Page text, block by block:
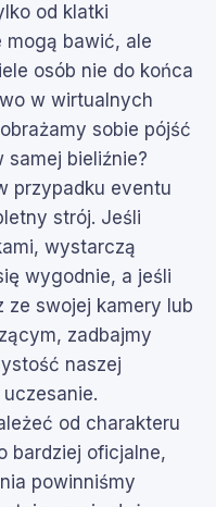
od klatki
mogą bawić, ale
osób nie do końca
w wirtualnych
sobie pójść
samej bieliźnie?
przypadku eventu
strój. Jeśli
wystarczą
wygodnie, a jeśli
ze swojej kamery lub
zadbajmy
naszej
od charakteru
bardziej oficjalne,
powinniśmy